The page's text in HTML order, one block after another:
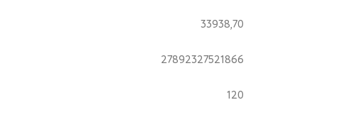
33938,70
27892327521866
120